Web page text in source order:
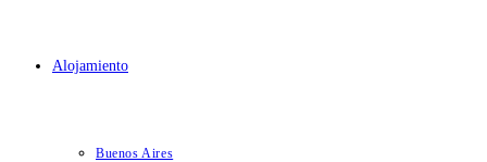
Alojamiento
Buenos Aires